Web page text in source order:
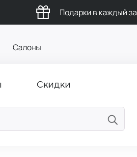
Подарки в каждый
Салоны
Скидки